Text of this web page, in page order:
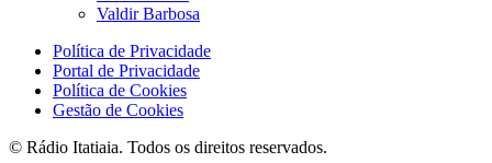
Valdir Barbosa
Política de Privacidade
Portal de Privacidade
Política de Cookies
Gestão de Cookies
© Rádio Itatiaia. Todos os direitos reservados.